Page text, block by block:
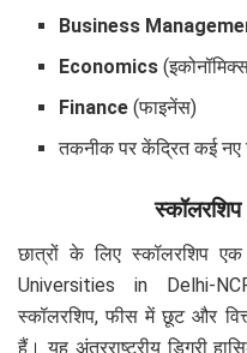
Business
Economics
Finance (फाइनेंस)
तकनीक पर केंद्रित कई नए
छात्रों के लिए स्कॉलरशिप
Universities in Delhi-
स्कॉलरशिप, फीस में छूट और
हैं। यह अंतरराष्ट्रीय डिग्री